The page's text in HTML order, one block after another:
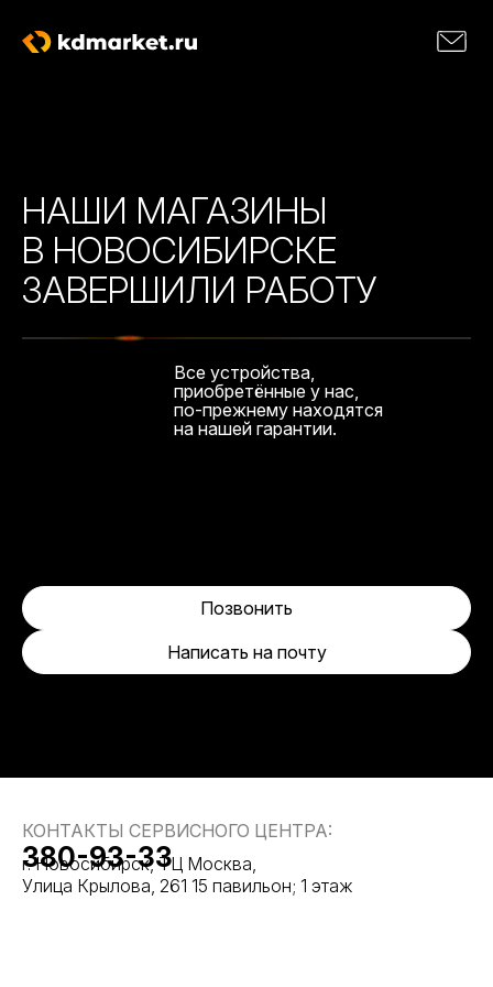
НАШИ МАГАЗИНЫ
В НОВОСИБИРСКЕ
ЗАВЕРШИЛИ РАБОТУ
Все устройства,
приобретённые у нас,
по-прежнему находятся
на нашей гарантии.
Написать на почту
Позвонить
КОНТАКТЫ СЕРВИСНОГО ЦЕНТРА:
г. Новосибирск, ТЦ Москва,
Улица Крылова, 261 15 павильон; 1 этаж
380-93-33